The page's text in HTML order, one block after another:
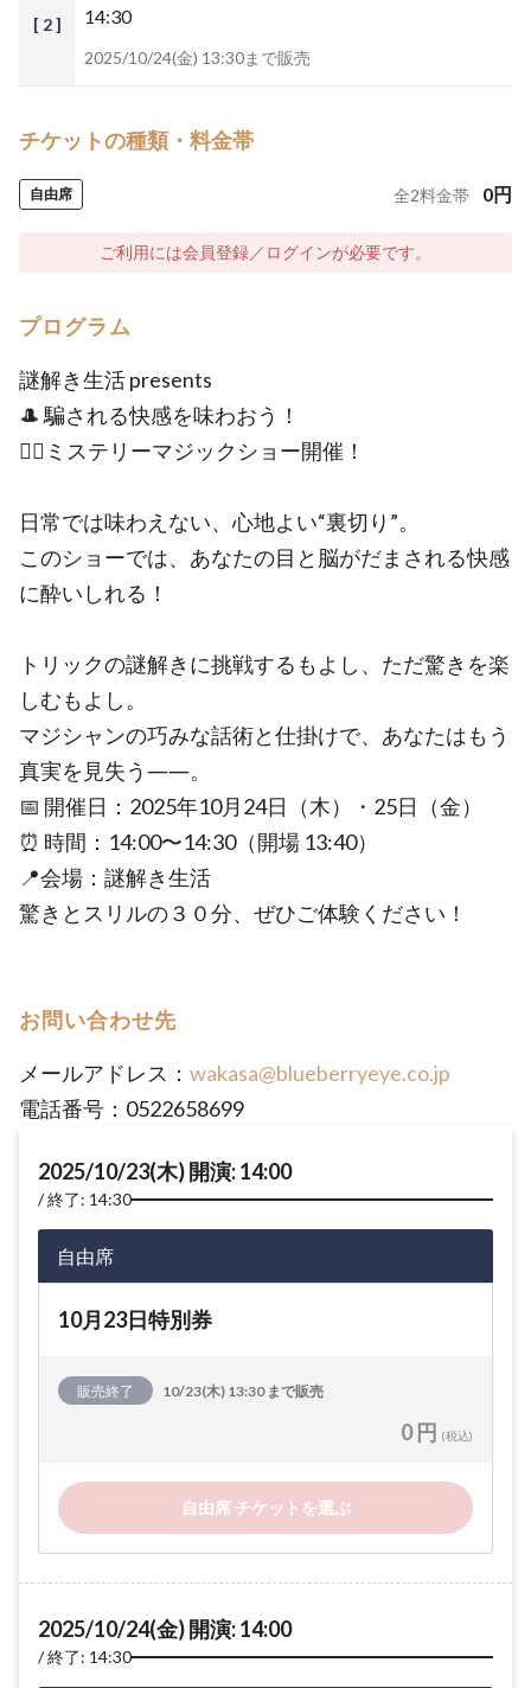
[ 2 ]
14:30
2025/10/24(金) 13:30まで販売
チケットの種類・料金帯
自由席 全2料金帯 0円
ご利用には会員登録／ログインが必要です。
プログラム
謎解き生活 presents
🎩 騙される快感を味わおう！
🕵️‍♂️ミステリーマジックショー開催！
日常では味わえない、心地よい“裏切り”。
このショーでは、あなたの目と脳がだまされる快感
に酔いしれる！
トリックの謎解きに挑戦するもよし、ただ驚きを楽
しむもよし。
マジシャンの巧みな話術と仕掛けで、あなたはもう
真実を見失う――。
📅 開催日：2025年10月24日（木）・25日（金）
⏰ 時間：14:00〜14:30（開場 13:40）
📍会場：謎解き生活
驚きとスリルの３０分、ぜひご体験ください！
お問い合わせ先
メールアドレス： wakasa@blueberryeye.co.jp
電話番号：0522658699
2025/10/23(木) 開演: 14:00
終了: 14:30
自由席
10月23日特別券
販売終了 10/23(木) 13:30 まで販売
0 円 (税込)
自由席 チケットを選ぶ
2025/10/24(金) 開演: 14:00
終了: 14:30